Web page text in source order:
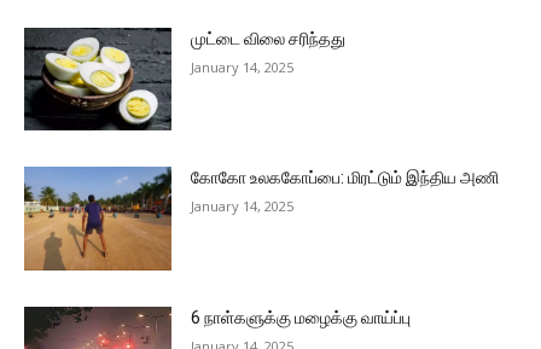
முட்டை விலை சரிந்தது
January 14, 2025
கோகோ உலககோப்பை: மிரட்டும் இந்திய அணி
January 14, 2025
6 நாள்களுக்கு மழைக்கு வாய்ப்பு